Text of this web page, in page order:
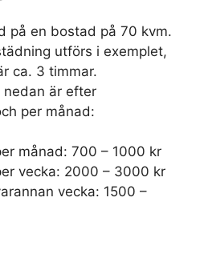
på en bostad på 70 kvm.
utförs i exemplet,
ca. 3 timmar.
nedan är efter
per månad:
månad: 700 – 1000 kr
vecka: 2000 – 3000 kr
vecka: 1500 –